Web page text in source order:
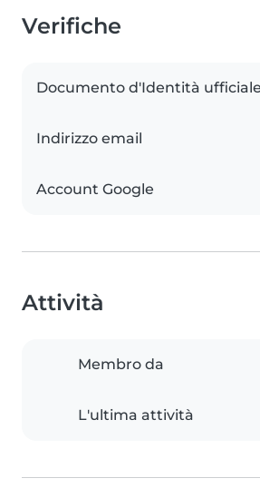
Verifiche
Documento d'Identità ufficiale
Indirizzo email
Account Google
Attività
Membro da
L'ultima attività